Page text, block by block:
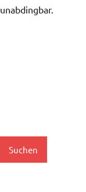
Suchen